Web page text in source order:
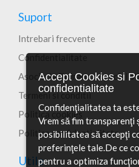
Suport
Intrebari frecvente
Confidentialitate
Asociatia Romana a
Termeni si conditii
Politica cookies
Politica confidentialitate
Utile
Accept Cookies si
confidentialitate
Confidenţialitatea ta
Vrem să fim transparenţi
posibilitatea să accepţi
preferinţele tale.De ce
pentru a optimiza